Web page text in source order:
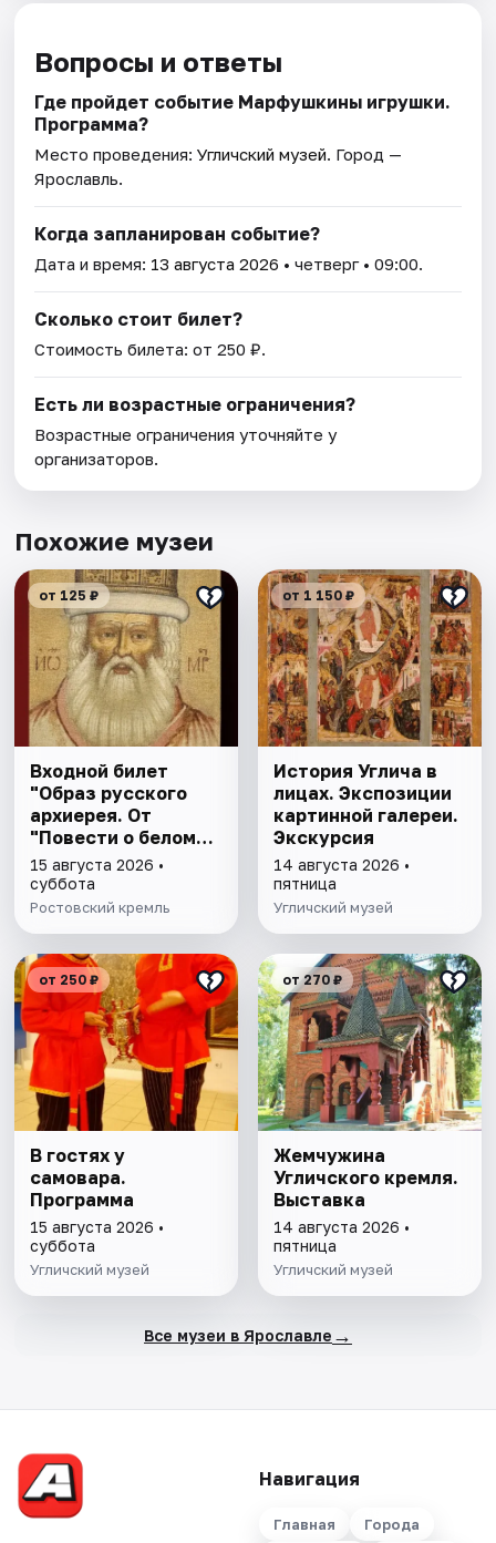
Вопросы и ответы
Где пройдет событие Марфушкины игрушки.
Программа?
Место проведения:Угличский музей. Город —
Ярославль.
Когда запланирован событие?
Дата и время: 13 августа 2026 • четверг • 09:00.
Сколько стоит билет?
Стоимость билета: от 250 ₽.
Есть ли возрастные ограничения?
Возрастные ограничения уточняйте у
организаторов.
Похожие музеи
от 125 ₽
Входной билет
"Образ русского
архиерея. От
"Повести о белом
клобуке" до
восстановления
патриаршества"
15 августа 2026 •
суббота
Ростовский кремль
от 1 150 ₽
История Углича в
лицах. Экспозиции
картинной галереи.
Экскурсия
14 августа 2026 •
пятница
Угличский музей
от 250 ₽
В гостях у
самовара.
Программа
15 августа 2026 •
суббота
Угличский музей
от 270 ₽
Жемчужина
Угличского кремля.
Выставка
14 августа 2026 •
пятница
Угличский музей
Все музеи в Ярославле →
Навигация
Главная Города